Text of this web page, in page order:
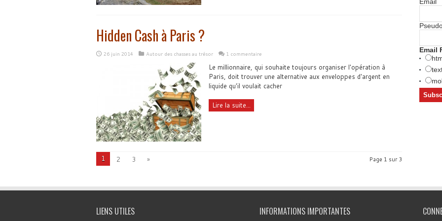
Hidden Cash à Paris ?
26 juin 2014 Autour des chasses au trésor 1 commentaire
Le millionnaire, qui souhaite toujours organiser l'opération à
Paris, doit trouver une alternative aux enveloppes d'argent en
liquide qu'il voulait cacher
Lire la suite...
Page 1 sur 3
1 2 3 »
Email
LIENS UTILES INFORMATIONS IMPORTANTES